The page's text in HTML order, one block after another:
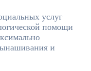
услуг
помощи
и